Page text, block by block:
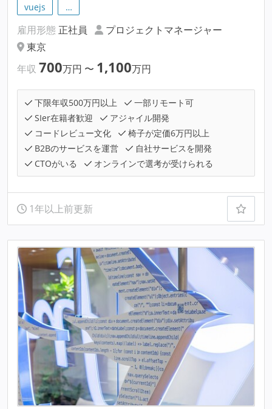
vuejs
…
雇用形態 正社員
プロジェクトマネージャー
東京
年収 700万円 〜 1,100万円
下限年収500万円以上
一部リモート可
SIer在籍者歓迎
アジャイル開発
コードレビュー文化
椅子が定価6万円以上
B2Bのサービスを運営
自社サービスを開発
CTOがいる
オンラインで選考が受けられる
1年以上前更新